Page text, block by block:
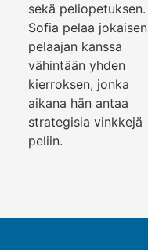
sekä peliopetuksen.
Sofia pelaa jokaisen
pelaajan kanssa
vähintään yhden
kierroksen, jonka
aikana hän antaa
strategisia vinkkejä
peliin.